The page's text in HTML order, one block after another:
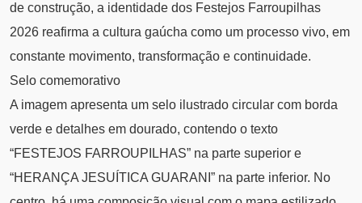
de construção, a identidade dos Festejos Farroupilhas
2026 reafirma a cultura gaúcha como um processo vivo, em
constante movimento, transformação e continuidade.
Selo comemorativo
A imagem apresenta um selo ilustrado circular com borda
verde e detalhes em dourado, contendo o texto
“FESTEJOS FARROUPILHAS” na parte superior e
“HERANÇA JESUÍTICA GUARANI” na parte inferior. No